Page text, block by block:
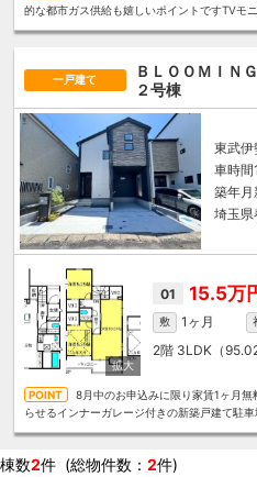
的な都市ガス供給も嬉しいポイントですTVモ
一戸建て
ＢＬＯＯＭＩＮ
２号棟
東武
車時
築年
埼玉
01 15.5万
敷 1ヶ月
2階 3LDK（
8月中のお申込みに限り家賃1ヶ月
らせるインナーガレージ付きの新築戸建て駐
棟数2件 (総物件数： 2件)